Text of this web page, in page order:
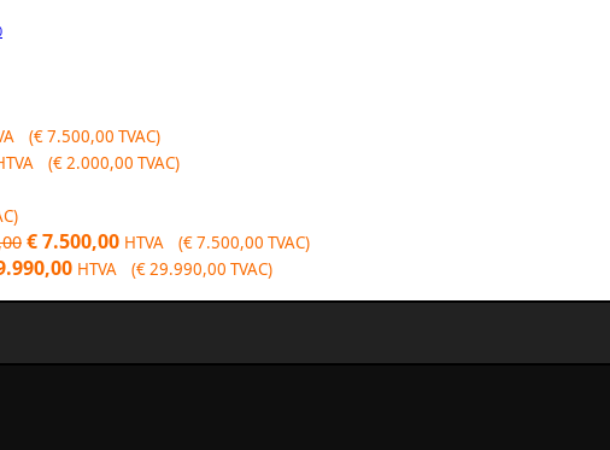
(€7.500,00 TVAC)
(€2.000,00 TVAC)
Original
price
€7.500,00Current
price
HTVA (€7.500,00 TVAC)
HTVA (€29.990,00 TVAC)